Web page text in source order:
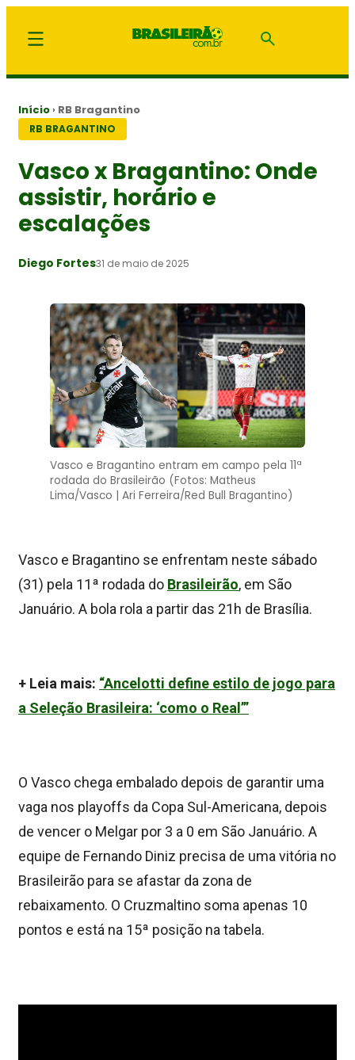
Início › RB Bragantino
RB BRAGANTINO
Vasco x Bragantino: Onde
assistir, horário e
escalações
Diego Fortes31 de maio de 2025
Vasco e Bragantino entram em campo pela 11ª
rodada do Brasileirão (Fotos: Matheus
Lima/Vasco | Ari Ferreira/Red Bull Bragantino)
Vasco e Bragantino se enfrentam neste sábado
(31) pela 11ª rodada do Brasileirão, em São
Januário. A bola rola a partir das 21h de Brasília.
+ Leia mais: “Ancelotti define estilo de jogo para
a Seleção Brasileira: ‘como o Real’”
O Vasco chega embalado depois de garantir uma
vaga nos playoffs da Copa Sul-Americana, depois
de vencer o Melgar por 3 a 0 em São Januário. A
equipe de Fernando Diniz precisa de uma vitória no
Brasileirão para se afastar da zona de
rebaixamento. O Cruzmaltino soma apenas 10
pontos e está na 15ª posição na tabela.